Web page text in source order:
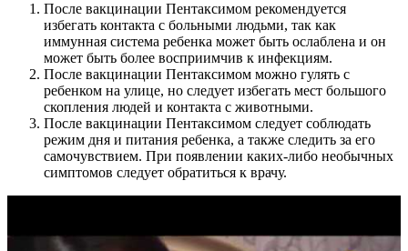
После вакцинации Пентаксимом рекомендуется
избегать контакта с больными людьми, так как
иммунная система ребенка может быть ослаблена и он
может быть более восприимчив к инфекциям.
После вакцинации Пентаксимом можно гулять с
ребенком на улице, но следует избегать мест большого
скопления людей и контакта с животными.
После вакцинации Пентаксимом следует соблюдать
режим дня и питания ребенка, а также следить за его
самочувствием. При появлении каких-либо необычных
симптомов следует обратиться к врачу.